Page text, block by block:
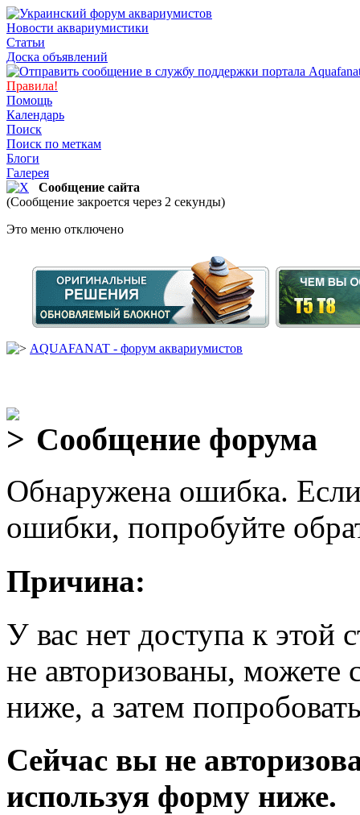
Новости аквариумистики
Статьи
Доска объявлений
Правила!
Помощь
Календарь
Поиск
Поиск по меткам
Блоги
Галерея
Сообщение сайта
(Сообщение закроется через 2 секунды)
Это меню отключено
AQUAFANAT - форум аквариумистов
Сообщение форума
Обнаружена ошибка.
ошибки, попробуйте
Причина:
У вас нет доступа к
не авторизованы, можете
ниже, а затем
Сейчас вы не
используя форму ниже.